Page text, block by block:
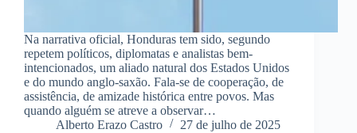
Na narrativa oficial, Honduras tem sido, segundo
repetem políticos, diplomatas e analistas bem-
intencionados, um aliado natural dos Estados Unidos
e do mundo anglo-saxão. Fala-se de cooperação, de
assistência, de amizade histórica entre povos. Mas
quando alguém se atreve a observar…
Alberto Erazo Castro
27 de julho de 2025